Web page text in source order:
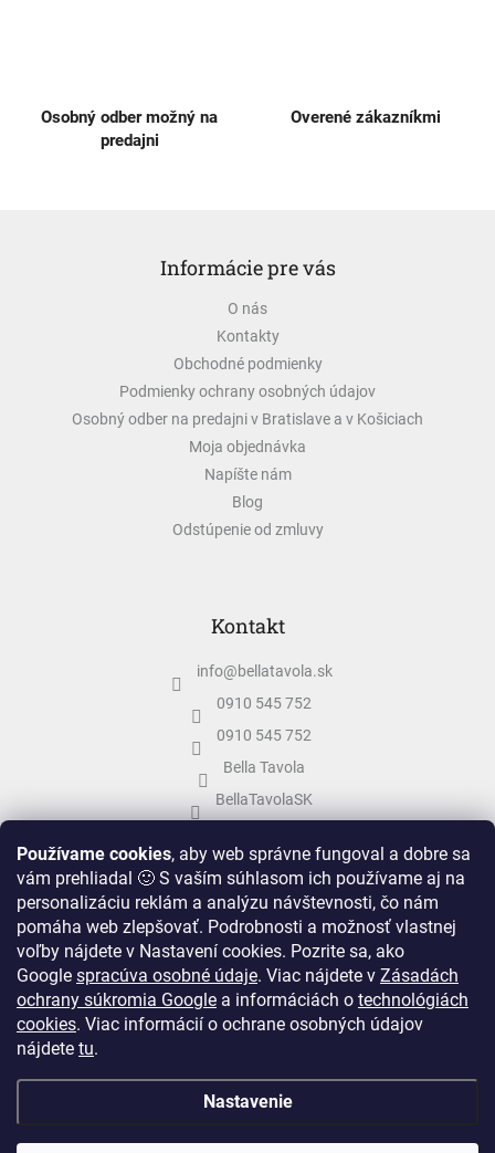
Používame cookies, aby web správne fungoval a dobre sa
vám prehliadal 🙂 S vaším súhlasom ich používame aj na
personalizáciu reklám a analýzu návštevnosti, čo nám
pomáha web zlepšovať. Podrobnosti a možnosť vlastnej
voľby nájdete v Nastavení cookies. Pozrite sa, ako
Google spracúva osobné údaje. Viac nájdete v Zásadách
ochrany súkromia Google a informáciách o technológiách
cookies. Viac informácií o ochrane osobných údajov
nájdete tu.
Nastavenie
Osobný odber možný na
predajni
Overené zákazníkmi
Informácie pre vás
O nás
Kontakty
Obchodné podmienky
Podmienky ochrany osobných údajov
Osobný odber na predajni v Bratislave a v Košiciach
Moja objednávka
Napíšte nám
Blog
Odstúpenie od zmluvy
Kontakt
info@bellatavola.sk
0910 545 752
0910 545 752
Bella Tavola
BellaTavolaSK
Vytvoril Shoptet &